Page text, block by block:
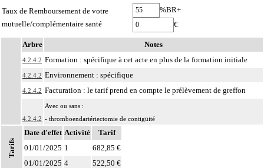
Taux de Remboursement de votre
mutuelle/complémentaire santé
%BR+
€
Arbre Notes
4.2.4.2 Formation : spécifique à cet acte en plus de la formation initiale
4.2.4.2 Environnement : spécifique
4.2.4.2 Facturation : le tarif prend en compte le prélèvement de greffon
4.2.4.2
Avec ou sans :
- thromboendartériectomie de contigüité
- angioplastie d'élargissement
La revascularisation coronaire par pontage inclut le prélèvement de greffon
artériel ou veineux autologue.
Tarifs
Date d'effet Activité
Tarif
01/01/2025 1
682,85 €
01/01/2025 4 522,50 €